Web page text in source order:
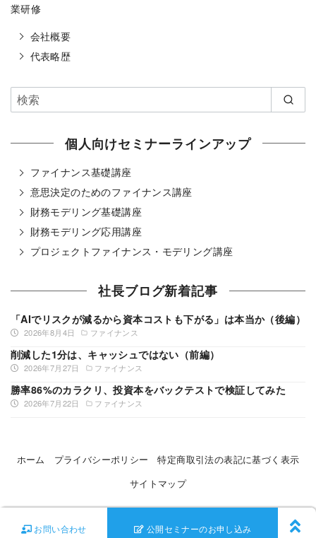
業研修
会社概要
代表略歴
個人向けセミナーラインアップ
ファイナンス基礎講座
意思決定のためのファイナンス講座
財務モデリング基礎講座
財務モデリング応用講座
プロジェクトファイナンス・モデリング講座
社長ブログ新着記事
2026年8月4日 ファイナンス
「AIでリスクが減るから資本コストも下がる」は本当か（後編）
2026年7月27日 ファイナンス
削減した1分は、キャッシュではない（前編）
2026年7月22日 ファイナンス
勝率86%のカラクリ、投資本をバックテストで検証してみた
ホーム プライバシーポリシー
特定商取引法の表記に基づく表示
サイトマップ
お問い合わせ 公開セミナーのお申し込み